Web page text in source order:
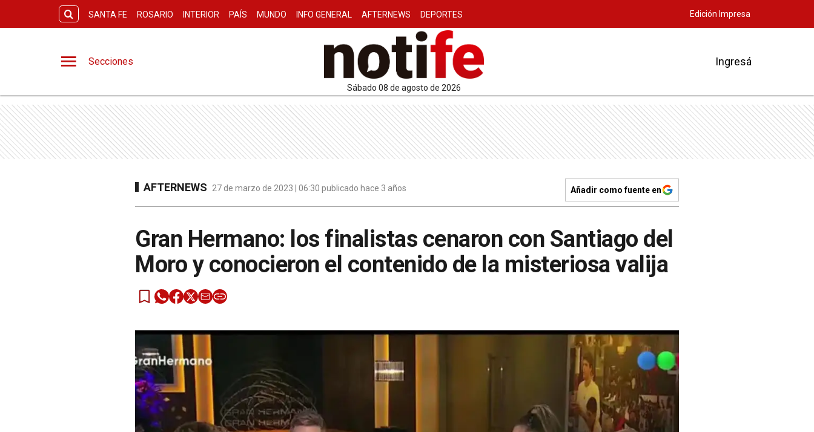
SANTA FE ROSARIO INTERIOR PAÍS MUNDO INFO GENERAL AFTERNEWS DEPORTES Edición Impresa
Secciones
sábado 08 de agosto de 2026
Ingresá
AFTERNEWS 27 de marzo de 2023 | 06:30 publicado hace 3 años Añadir como fuente en
Gran Hermano: los finalistas cenaron con Santiago del
Moro y conocieron el contenido de la misteriosa valija